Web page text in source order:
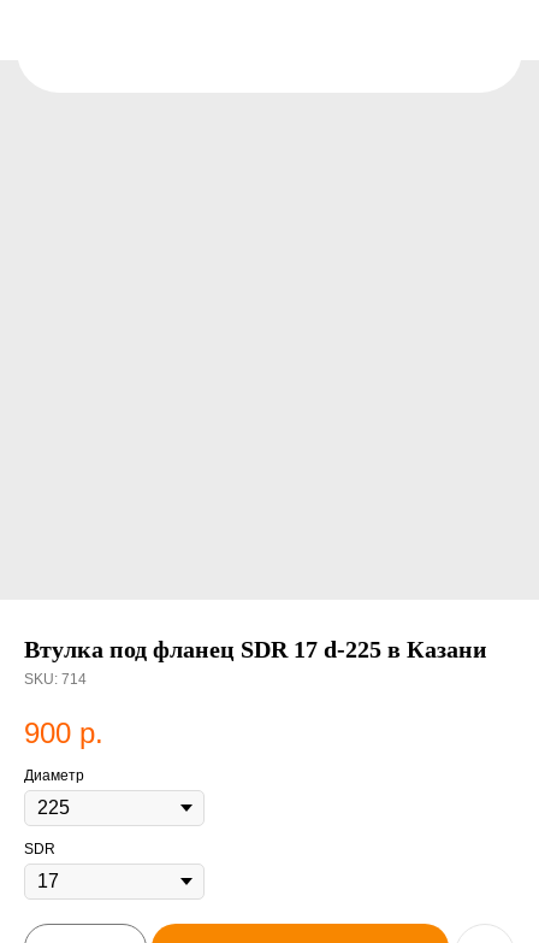
Втулка под фланец SDR 17 d-225 в Казани
SKU: 714
900 р.
Диаметр
SDR